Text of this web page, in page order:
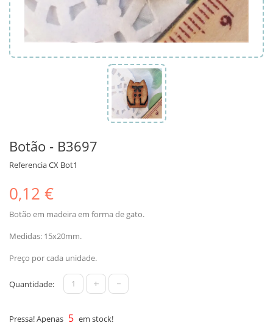
Botão - B3697
ReferenciaCX Bot1
0,12 €
Botão em madeira em forma de gato.
Medidas: 15x20mm.
Preço por cada unidade.
Quantidade: + -
Pressa! Apenas 5 em stock!